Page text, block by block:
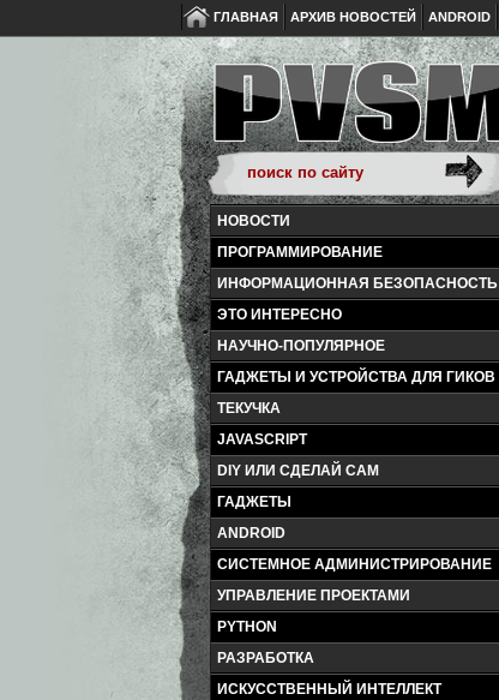
ГЛАВНАЯ АРХИВ НОВОСТЕЙ ANDROID
НОВОСТИ
ПРОГРАММИРОВАНИЕ
ИНФОРМАЦИОННАЯ БЕЗОПАСНОСТЬ
ЭТО ИНТЕРЕСНО
НАУЧНО-ПОПУЛЯРНОЕ
ГАДЖЕТЫ И УСТРОЙСТВА ДЛЯ ГИКОВ
ТЕКУЧКА
JAVASCRIPT
DIY ИЛИ СДЕЛАЙ САМ
ГАДЖЕТЫ
ANDROID
СИСТЕМНОЕ АДМИНИСТРИРОВАНИЕ
УПРАВЛЕНИЕ ПРОЕКТАМИ
PYTHON
РАЗРАБОТКА
ИСКУССТВЕННЫЙ ИНТЕЛЛЕКТ